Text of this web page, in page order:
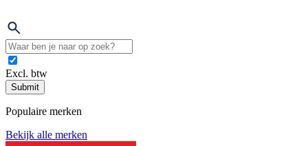
Excl. btw
Submit
Populaire merken
Bekijk alle merken